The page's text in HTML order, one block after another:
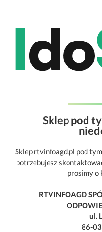
Sklep pod
Sklep rtvinfoagd.pl pod
potrzebujesz
prosimy o
RTVINFOAGD
ul.
86-